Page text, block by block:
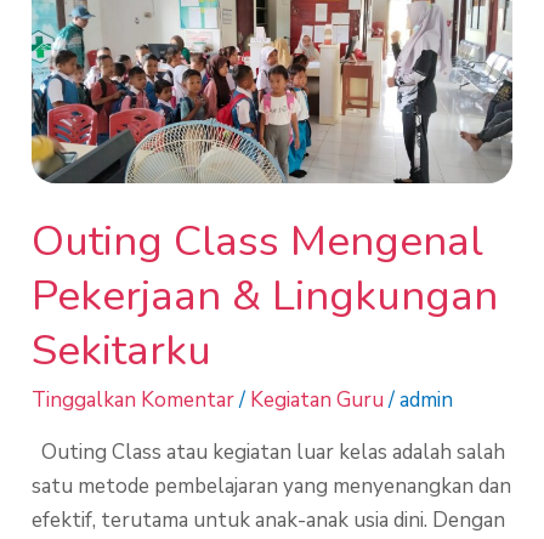
Outing Class Mengenal
Pekerjaan & Lingkungan
Sekitarku
Tinggalkan Komentar/ Kegiatan Guru/admin
Outing Class atau kegiatan luar kelas adalah salah
satu metode pembelajaran yang menyenangkan dan
efektif, terutama untuk anak-anak usia dini. Dengan
Class
Mengenal
Pekerjaan
&
Lingkungan
Sekitarku